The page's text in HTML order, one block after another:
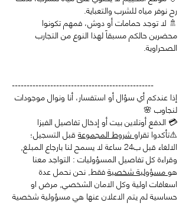
رح نوفر مياه للشرب والتعباية.
🚿 لا توجد حمامات أو دوش، فمهم تكونوا
محضرين حالكم مسبقاً لهذا النوع من التجارب
الصحراوية.
------------------------------------------------
إذا عندكم أي سؤال أو استفسار، أنا ونوال موجودات
لنجاوب 🌸
💳 الدفع أونلاين بيت أو إدخال تفاصيل الفيزا
⚠️تأكدوا تقراو شروط المجموعة قبل التسجيل؛
الالغاء قبل ب24 ساعة لا يسمح لنا بارجاع المبلغ,
وقراءة كل تفاصيل المسؤوليات : التواجد معنا
هو مسؤولية شخصية فقط, نحن نحمل عدة
اسعافات اولية وكل الامان الشخصي, مرض او
حساسية لم يتم الاعلان عنها هي مسؤولية شخصية
⚠️يحفظ المكان فقط بعد الدفع, وليس برسالة خاصة